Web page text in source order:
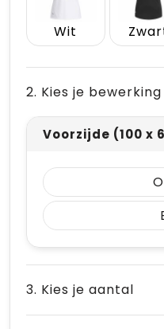
Wit
2. Kies je bewerking
Voorzijde (100 x
3. Kies je aantal